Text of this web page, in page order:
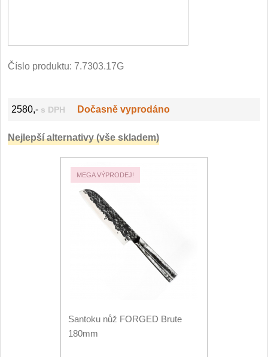
Ostření nožů
Dřezové baterie
DOMÁCNOST
Číslo produktu: 7.7303.17G
2580,- s DPH Dočasně vyprodáno
Nejlepší alternativy (vše skladem)
MEGA VÝPRODEJ!
Santoku nůž FORGED Brute
180mm